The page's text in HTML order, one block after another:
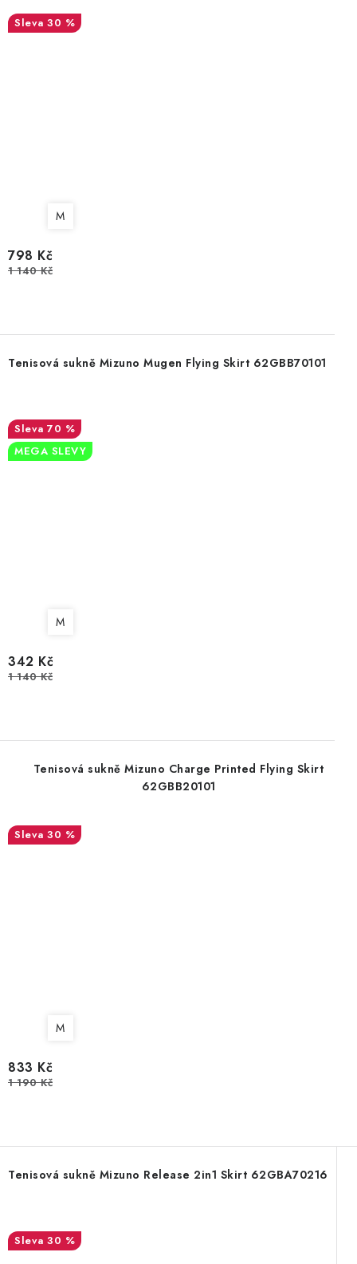
30 %
M
798 Kč
1 140 Kč
Tenisová sukně Mizuno Mugen Flying Skirt 62GBB70101
70 %
MEGA SLEVY
M
342 Kč
1 140 Kč
Tenisová sukně Mizuno Charge Printed Flying Skirt
62GBB20101
30 %
M
833 Kč
1 190 Kč
Tenisová sukně Mizuno Release 2in1 Skirt 62GBA70216
30 %